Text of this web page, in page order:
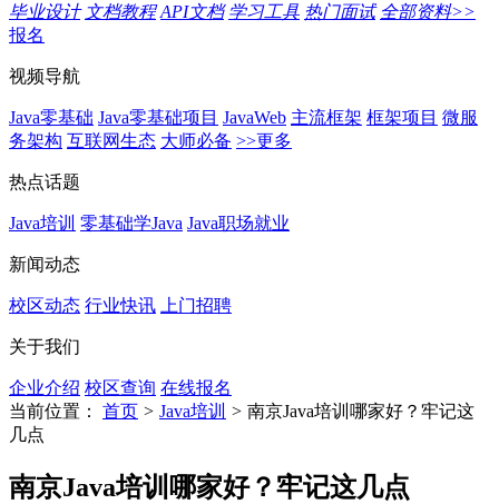
毕业设计 文档教程 API文档 学习工具 热门面试 全部资料>>
报名
视频导航
Java零基础 Java零基础项目 JavaWeb 主流框架 框架项目 微服
务架构 互联网生态 大师必备 >>更多
热点话题
Java培训 零基础学Java Java职场就业
新闻动态
校区动态 行业快讯 上门招聘
关于我们
企业介绍 校区查询 在线报名
当前位置：
首页 > Java培训 > 南京Java培训哪家好？牢记这
几点
南京Java培训哪家好？牢记这几点